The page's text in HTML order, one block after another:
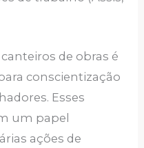
de obras é
conscientização
Esses
um papel
ações de